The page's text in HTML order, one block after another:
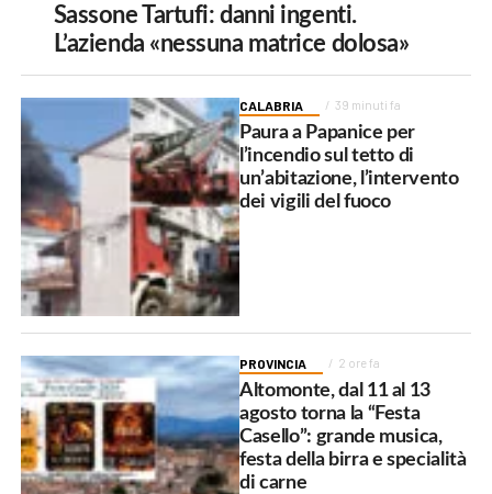
Sassone Tartufi: danni ingenti.
L’azienda «nessuna matrice dolosa»
CALABRIA 39 minuti fa
Paura a Papanice per
l’incendio sul tetto di
un’abitazione, l’intervento
dei vigili del fuoco
PROVINCIA 2 ore fa
Altomonte, dal 11 al 13
agosto torna la “Festa
Casello”: grande musica,
festa della birra e specialità
di carne